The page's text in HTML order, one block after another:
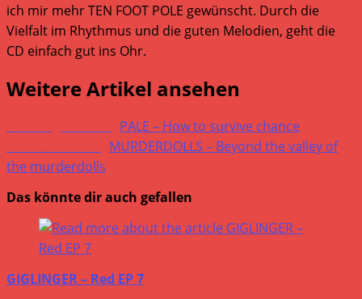
ich mir mehr TEN FOOT POLE gewünscht. Durch die
Vielfalt im Rhythmus und die guten Melodien, geht die
CD einfach gut ins Ohr.
Weitere Artikel ansehen
PALE – How to survive chance
MURDERDOLLS – Beyond the valley of
the murderdolls
Das könnte dir auch gefallen
GIGLINGER – Red EP 7